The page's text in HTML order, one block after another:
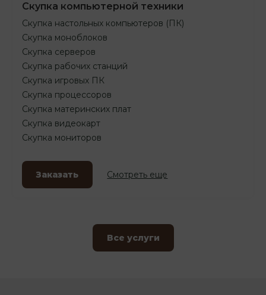
Скупка компьютерной техники
Скупка настольных компьютеров (ПК)
Скупка моноблоков
Скупка серверов
Скупка рабочих станций
Скупка игровых ПК
Скупка процессоров
Скупка материнских плат
Скупка видеокарт
Скупка мониторов
Заказать Смотреть еще
Все услуги